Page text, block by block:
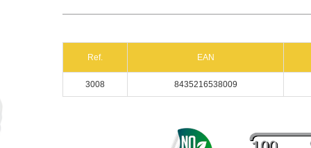
Ref. EAN
3008 8435216538009